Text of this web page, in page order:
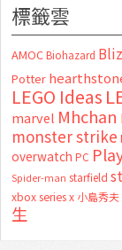
標籤雲
AMOC Biohazard
Potter
LEGO Ideas
marvel Mhchan
monster strike
overwatch PC
Spider-man starfield
xbox series x 小島秀夫
生